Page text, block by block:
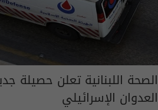
الصحة اللبنانية تعلن حصيلة
العدوان الإسرائيلي